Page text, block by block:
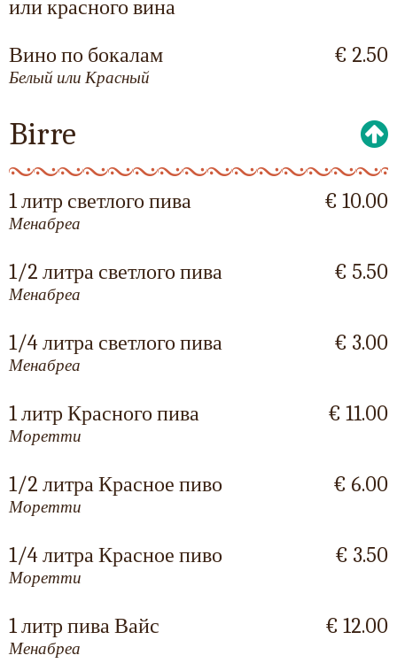
или красного вина
Вино по бокалам
Белый или Красный
€ 2.50
Birre
1 литр светлого пива
Менабреа
€ 10.00
1/2 литра светлого пива
Менабреа
€ 5.50
1/4 литра светлого пива
Менабреа
€ 3.00
1 литр Красного пива
Моретти
€ 11.00
1/2 литра Красное пиво
Моретти
€ 6.00
1/4 литра Красное пиво
Моретти
€ 3.50
1 литр пива Вайс
Менабреа
€ 12.00